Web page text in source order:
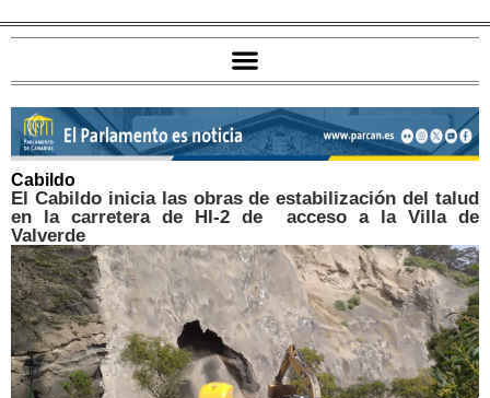
Cabildo
El Cabildo inicia las obras de estabilización del talud
en la carretera de HI-2 de acceso a la Villa de
Valverde